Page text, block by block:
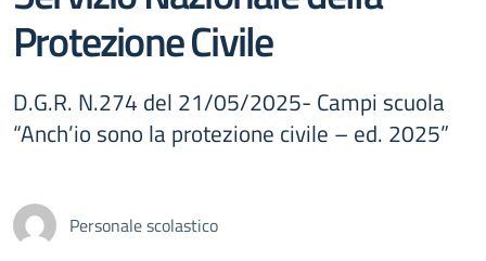
Protezione Civile
D.G.R. N.274 del 21/05/2025- Campi scuola
“Anch’io sono la protezione civile – ed. 2025”
Personale scolastico